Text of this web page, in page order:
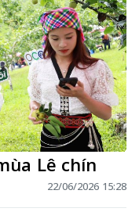
Lê chín
22/06/2026 15:28